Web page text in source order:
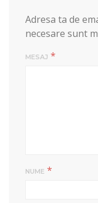
Adresa ta de
necesare sunt
MESAJ *
NUME *